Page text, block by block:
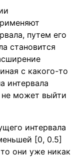
путем его
становится
с какого-то
интервала
не может выйти
интервала
[0, 0.5]
они уже никак